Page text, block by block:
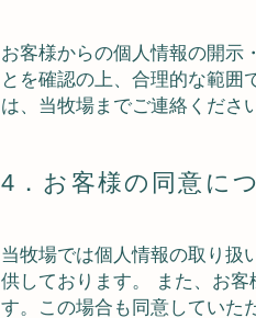
お客様からの個人情報の開示
とを確認の上、合理的な範囲
は、当牧場までご連絡くださ
4．お客様の同意に
当牧場では個人情報の取り扱
供しております。 また、お
す。この場合も同意していた